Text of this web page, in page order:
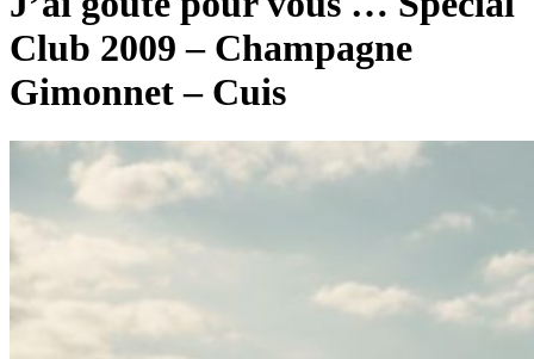
Club 2009 – Champagne
Gimonnet – Cuis